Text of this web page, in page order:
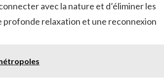
avec la⁣ nature et d’éliminer les
profonde relaxation et une reconnexion‌